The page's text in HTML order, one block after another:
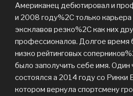
Американец дебютировал и
и 2008 году%2C только
эксклавов резко%2C как них
профессионалов. Долгое время
низко рейтинговых
было заполучить себе имя. Один
состоялся а 2014 году со Рикки
котором вернула спортсмену